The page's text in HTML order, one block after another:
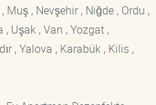
, Nevşehir , Niğde , Ordu ,
, Uşak , Van , Yozgat ,
, Yalova , Karabük , Kilis ,